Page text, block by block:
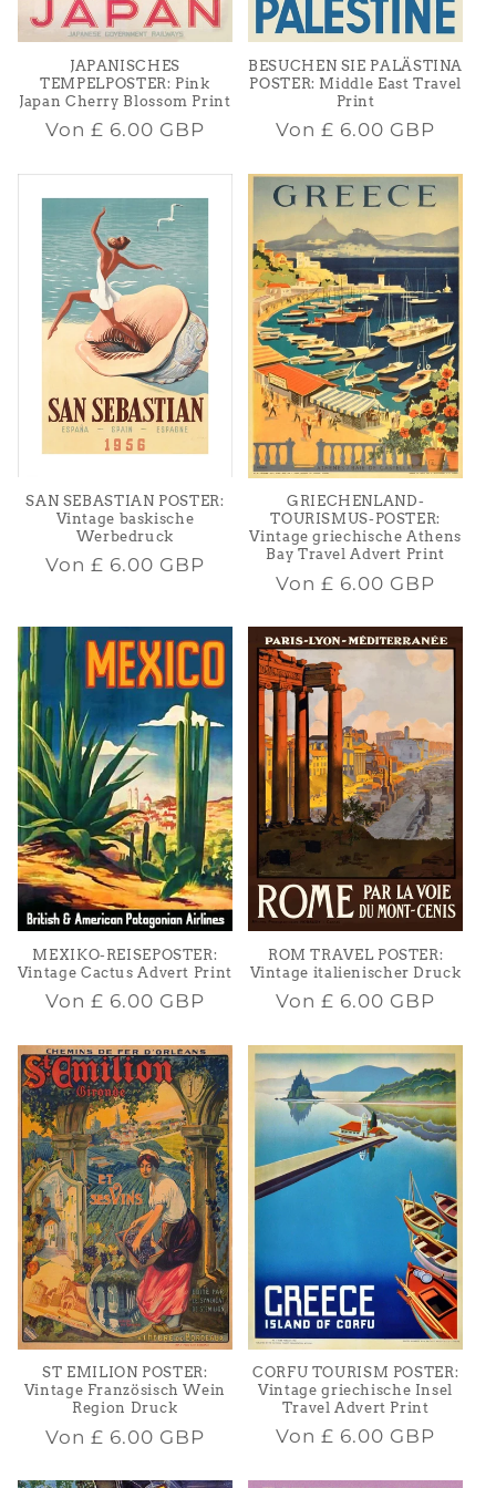
JAPANISCHES
TEMPELPOSTER: Pink
Japan Cherry Blossom Print
Normaler
Von £ 6.00 GBP
BESUCHEN SIE PALÄSTINA
POSTER: Middle East Travel
Print
Normaler
Von £ 6.00 GBP
SAN SEBASTIAN POSTER:
Vintage baskische
Werbedruck
Normaler
Von £ 6.00 GBP
GRIECHENLAND-
TOURISMUS-POSTER:
Vintage griechische Athens
Bay Travel Advert Print
Normaler
Von £ 6.00 GBP
MEXIKO-REISEPOSTER:
Vintage Cactus Advert Print
Normaler
Von £ 6.00 GBP
ROM TRAVEL POSTER:
Vintage italienischer Druck
Normaler
Von £ 6.00 GBP
ST EMILION POSTER:
Vintage Französisch Wein
Region Druck
Normaler
Von £ 6.00 GBP
CORFU TOURISM POSTER:
Vintage griechische Insel
Travel Advert Print
Normaler
Von £ 6.00 GBP